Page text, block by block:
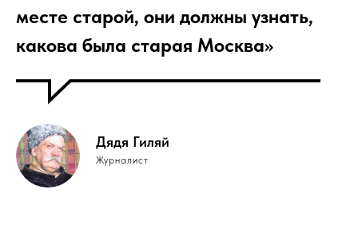
месте старой, они должны узнать,
какова была старая Москва»
Дядя Гиляй
Журналист